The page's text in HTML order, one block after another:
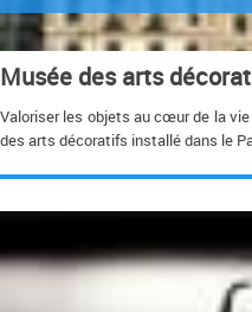
Musée des arts
Valoriser les objets au cœur de la
des arts décoratifs installé dans le